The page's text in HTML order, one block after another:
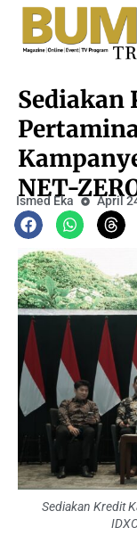
Sediakan
NET-
Ismed Eka April
Sediakan Kredit